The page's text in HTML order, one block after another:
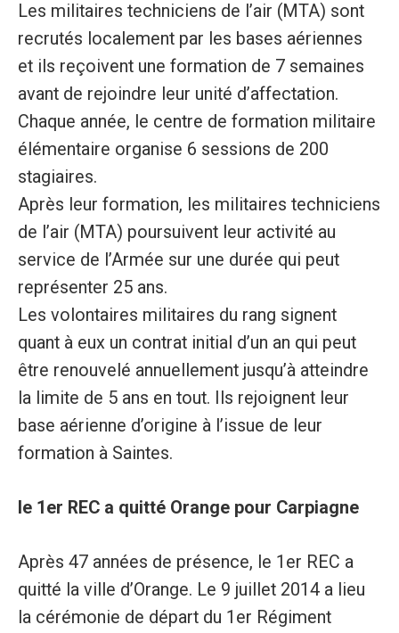
Les militaires techniciens de l’air (MTA) sont
recrutés localement par les bases aériennes
et ils reçoivent une formation de 7 semaines
avant de rejoindre leur unité d’affectation.
Chaque année, le centre de formation militaire
élémentaire organise 6 sessions de 200
stagiaires.
Après leur formation, les militaires techniciens
de l’air (MTA) poursuivent leur activité au
service de l’Armée sur une durée qui peut
représenter 25 ans.
Les volontaires militaires du rang signent
quant à eux un contrat initial d’un an qui peut
être renouvelé annuellement jusqu’à atteindre
la limite de 5 ans en tout. Ils rejoignent leur
base aérienne d’origine à l’issue de leur
formation à Saintes.
le 1er REC a quitté Orange pour Carpiagne
Après 47 années de présence, le 1er REC a
quitté la ville d’Orange. Le 9 juillet 2014 a lieu
la cérémonie de départ du 1er Régiment